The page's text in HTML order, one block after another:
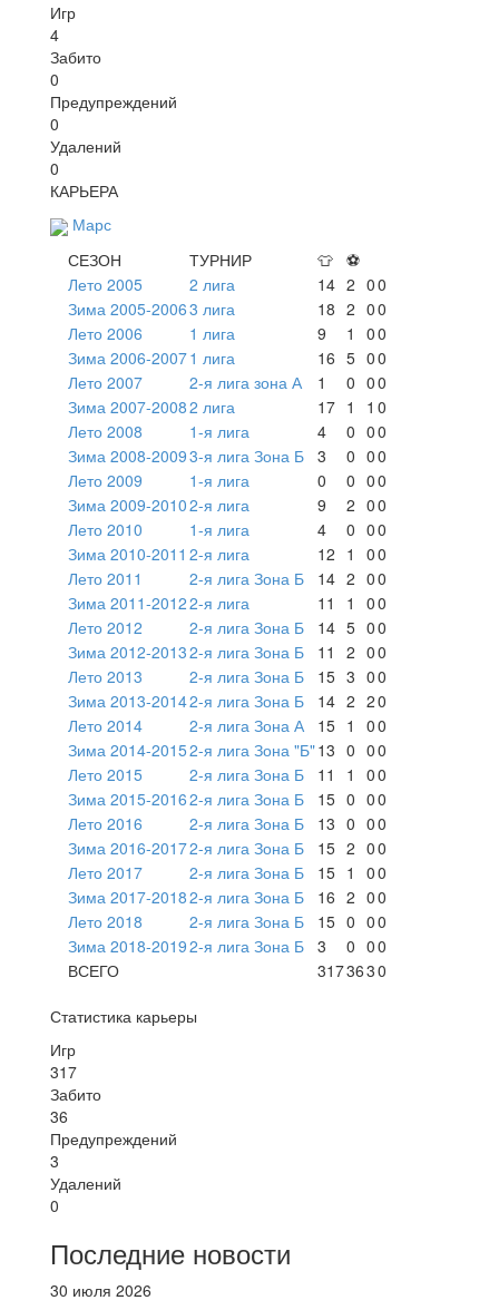
Игр
4
Забито
0
Предупреждений
0
Удалений
0
КАРЬЕРА
Марс
СЕЗОН
ТУРНИР 👕 ⚽
Лето 2005
2 лига 14 2 00
Зима 2005-20063 лига 18 2 00
Лето 2006
1 лига 9 1 00
Зима 2006-20071 лига 16 5 00
Лето 2007
2-я лига зона А 1 0 00
Зима 2007-20082 лига 17 1 1 0
Лето 2008
1-я лига 4 0 00
Зима 2008-20093-я лига Зона Б 3 0 00
Лето 2009
1-я лига 0 0 00
Зима 2009-20102-я лига 9 2 00
Лето 2010
1-я лига 4 0 00
Зима 2010-2011 2-я лига 12 1 00
Лето 2011
2-я лига Зона Б 14 2 00
Зима 2011-20122-я лига 11 1 00
Лето 2012
2-я лига Зона Б 14 5 00
Зима 2012-20132-я лига Зона Б 11 2 00
Лето 2013
2-я лига Зона Б 15 3 00
Зима 2013-20142-я лига Зона Б 14 2 20
Лето 2014
2-я лига Зона А 15 1 00
Зима 2014-20152-я лига Зона "Б"13 0 00
Лето 2015
2-я лига Зона Б 11 1 00
Зима 2015-20162-я лига Зона Б 15 0 00
Лето 2016
2-я лига Зона Б 13 0 00
Зима 2016-20172-я лига Зона Б 15 2 00
Лето 2017
2-я лига Зона Б 15 1 00
Зима 2017-20182-я лига Зона Б 16 2 00
Лето 2018
2-я лига Зона Б 15 0 00
Зима 2018-20192-я лига Зона Б 3 0 00
ВСЕГО
3173630
Статистика карьеры
Игр
317
Забито
36
Предупреждений
3
Удалений
0
Последние новости
30 июля 2026